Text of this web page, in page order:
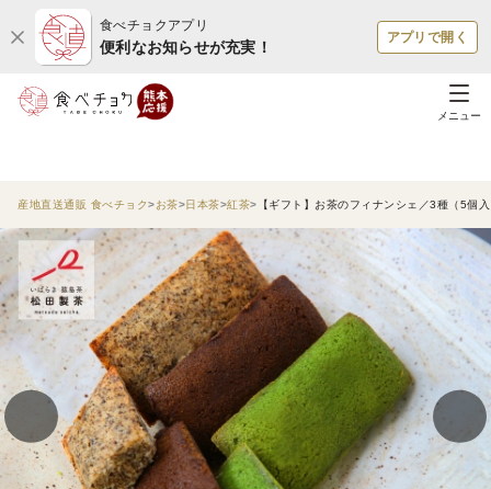
食べチョクアプリ
便利なお知らせが充実！
アプリで開く
メニュー
産地直送通販 食べチョク お茶 日本茶 紅茶 【ギフト】お茶のフィナンシェ／3種（5個